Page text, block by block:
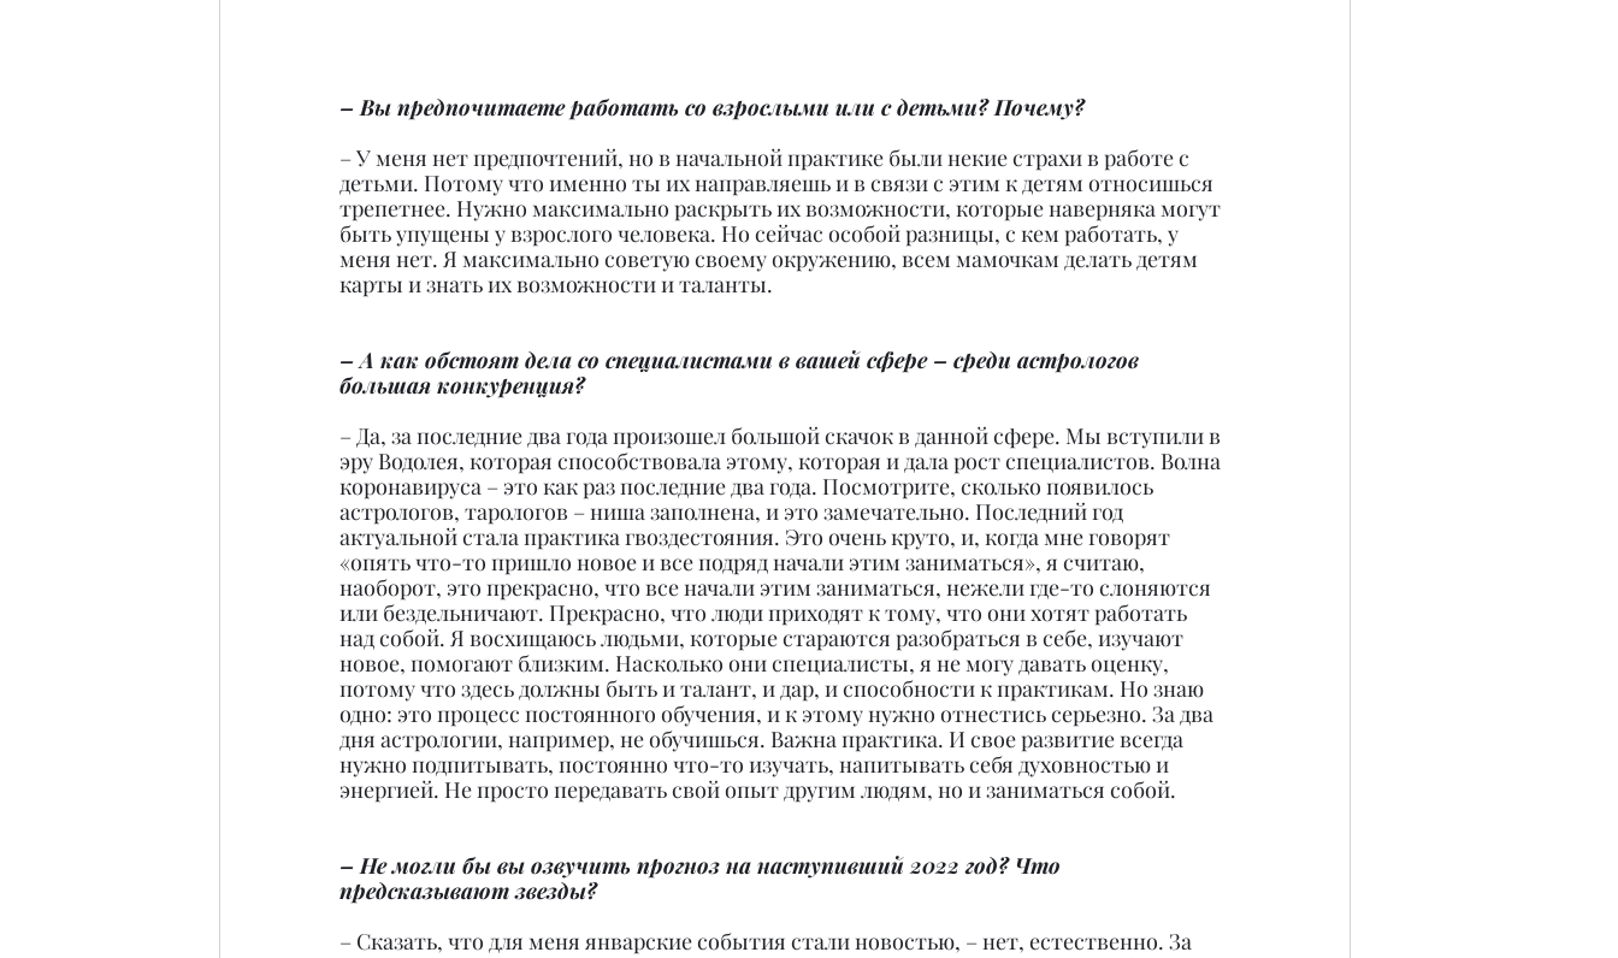
– Вы предпочитаете работать со взрослыми или с детьми? Почему?
– У меня нет предпочтений, но в начальной практике были некие страхи в работе с
детьми. Потому что именно ты их направляешь и в связи с этим к детям относишься
трепетнее. Нужно максимально раскрыть их возможности, которые наверняка могут
быть упущены у взрослого человека. Но сейчас особой разницы, с кем работать, у
меня нет. Я максимально советую своему окружению, всем мамочкам делать детям
карты и знать их возможности и таланты.
– А как обстоят дела со специалистами в вашей сфере – среди астрологов
большая конкуренция?
– Да, за последние два года произошел большой скачок в данной сфере. Мы вступили в
эру Водолея, которая способствовала этому, которая и дала рост специалистов. Волна
коронавируса – это как раз последние два года. Посмотрите, сколько появилось
астрологов, тарологов – ниша заполнена, и это замечательно. Последний год
актуальной стала практика гвоздестояния. Это очень круто, и, когда мне говорят
«опять что-то пришло новое и все подряд начали этим заниматься», я считаю,
наоборот, это прекрасно, что все начали этим заниматься, нежели где-то слоняются
или бездельничают. Прекрасно, что люди приходят к тому, что они хотят работать
над собой. Я восхищаюсь людьми, которые стараются разобраться в себе, изучают
новое, помогают близким. Насколько они специалисты, я не могу давать оценку,
потому что здесь должны быть и талант, и дар, и способности к практикам. Но знаю
одно: это процесс постоянного обучения, и к этому нужно отнестись серьезно. За два
дня астрологии, например, не обучишься. Важна практика. И свое развитие всегда
нужно подпитывать, постоянно что-то изучать, напитывать себя духовностью и
энергией. Не просто передавать свой опыт другим людям, но и заниматься собой.
– Не могли бы вы озвучить прогноз на наступивший 2022 год? Что
предсказывают звезды?
– Сказать, что для меня январские события стали новостью, – нет, естественно. За